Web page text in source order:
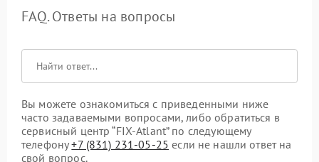
FAQ. Ответы на вопросы
Вы можете ознакомиться с приведенными ниже
часто задаваемыми вопросами, либо обратиться в
сервисный центр “FIX-Atlant” по следующему
телефону+7 (831) 231-05-25 если не нашли ответ на
свой вопрос.